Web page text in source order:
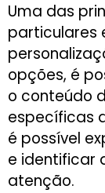
Uma das
particulares
opções, é
o conteúdo
específicas
é possível
e identificar
atenção.